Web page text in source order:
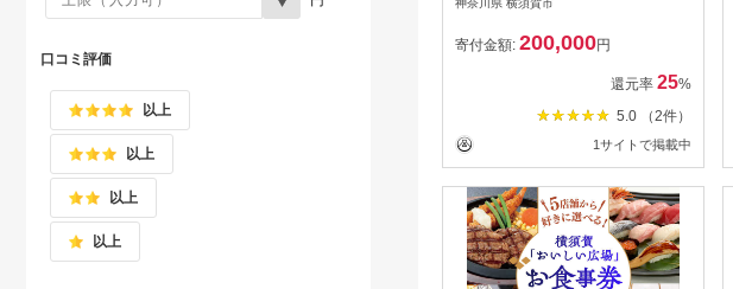
口コミ評価
以上
以上
以上
以上
ズ】 [AKBM001]
神奈川県 横須賀市
寄付金額: 200,000円
還元率25%
5.0 （2件）
1サイトで掲載中